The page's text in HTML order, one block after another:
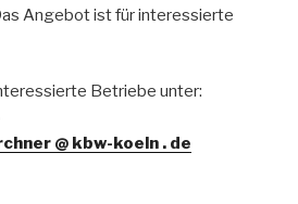
Angebot ist für interessierte
Betriebe unter:
@ kbw-koeln . de